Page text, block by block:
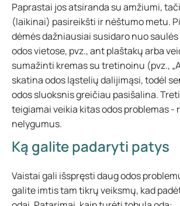
Paprastai jos atsiranda su amžiumi,
(laikinai) pasireikšti ir nėštumo metu.
dėmės dažniausiai susidaro nuo
odos vietose, pvz., ant plaštakų arba
sumažinti kremas su tretinoinu (pvz.,
skatina odos ląstelių dalijimąsi, todėl
odos sluoksnis greičiau pasišalina.
teigiamai veikia kitas odos problemas -
nelygumus.
Ką galite padaryti patys
Vaistai gali išspręsti daug odos
galite imtis tam tikrų veiksmų, kad